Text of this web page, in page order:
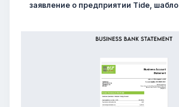
заявление о предприятии Tide, шабло